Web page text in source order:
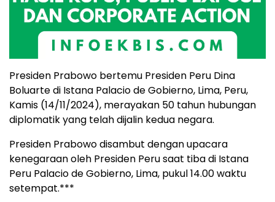
Presiden Prabowo bertemu Presiden Peru Dina
Boluarte di Istana Palacio de Gobierno, Lima, Peru,
Kamis (14/11/2024), merayakan 50 tahun hubungan
diplomatik yang telah dijalin kedua negara.
Presiden Prabowo disambut dengan upacara
kenegaraan oleh Presiden Peru saat tiba di Istana
Peru Palacio de Gobierno, Lima, pukul 14.00 waktu
setempat.***